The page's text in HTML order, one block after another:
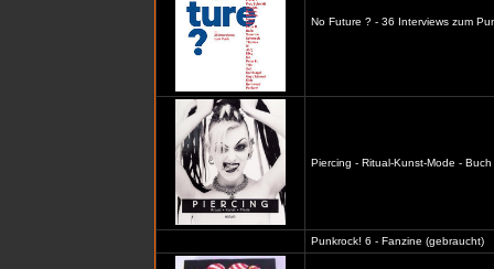
No Future ? - 36 Interviews zum
Piercing - Ritual-Kunst-Mode -
Punkrock! 6 - Fanzine (gebraucht)